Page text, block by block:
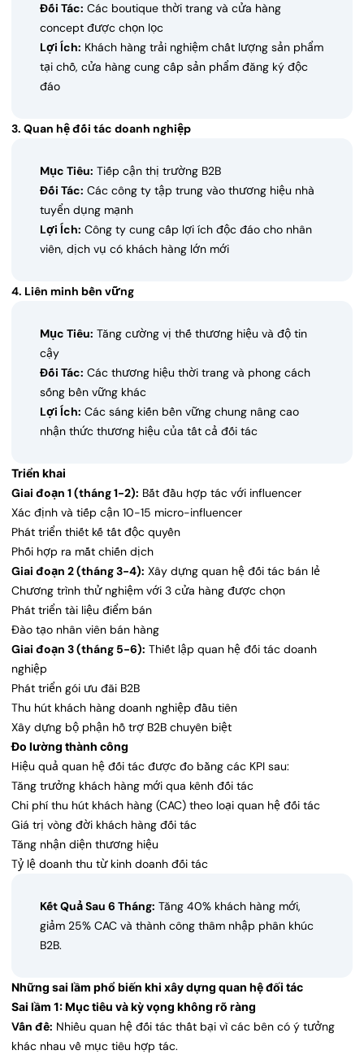
Đối Tác: Các boutique thời trang và cửa hàng
concept được chọn lọc
Lợi Ích: Khách hàng trải nghiệm chất lượng sản phẩm
tại chỗ, cửa hàng cung cấp sản phẩm đăng ký độc
đáo
3. Quan hệ đối tác doanh nghiệp
Mục Tiêu: Tiếp cận thị trường B2B
Đối Tác: Các công ty tập trung vào thương hiệu nhà
tuyển dụng mạnh
Lợi Ích: Công ty cung cấp lợi ích độc đáo cho nhân
viên, dịch vụ có khách hàng lớn mới
4. Liên minh bền vững
Mục Tiêu: Tăng cường vị thế thương hiệu và độ tin
cậy
Đối Tác: Các thương hiệu thời trang và phong cách
sống bền vững khác
Lợi Ích: Các sáng kiến bền vững chung nâng cao
nhận thức thương hiệu của tất cả đối tác
Triển khai
Giai đoạn 1 (tháng 1-2): Bắt đầu hợp tác với influencer
Xác định và tiếp cận 10-15 micro-influencer
Phát triển thiết kế tất độc quyền
Phối hợp ra mắt chiến dịch
Giai đoạn 2 (tháng 3-4): Xây dựng quan hệ đối tác bán lẻ
Chương trình thử nghiệm với 3 cửa hàng được chọn
Phát triển tài liệu điểm bán
Đào tạo nhân viên bán hàng
Giai đoạn 3 (tháng 5-6): Thiết lập quan hệ đối tác doanh
nghiệp
Phát triển gói ưu đãi B2B
Thu hút khách hàng doanh nghiệp đầu tiên
Xây dựng bộ phận hỗ trợ B2B chuyên biệt
Đo lường thành công
Hiệu quả quan hệ đối tác được đo bằng các KPI sau:
Tăng trưởng khách hàng mới qua kênh đối tác
Chi phí thu hút khách hàng (CAC) theo loại quan hệ đối tác
Giá trị vòng đời khách hàng đối tác
Tăng nhận diện thương hiệu
Tỷ lệ doanh thu từ kinh doanh đối tác
Kết Quả Sau 6 Tháng: Tăng 40% khách hàng mới,
giảm 25% CAC và thành công thâm nhập phân khúc
B2B.
Những sai lầm phổ biến khi xây dựng quan hệ đối tác
Sai lầm 1: Mục tiêu và kỳ vọng không rõ ràng
Vấn đề: Nhiều quan hệ đối tác thất bại vì các bên có ý tưởng
khác nhau về mục tiêu hợp tác.